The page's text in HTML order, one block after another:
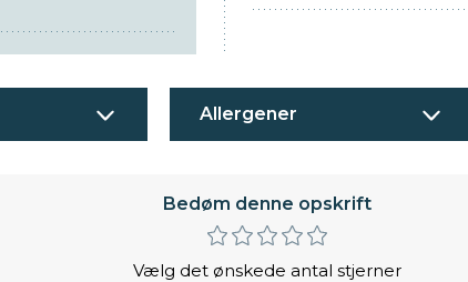
Allergener
Bedøm denne opskrift
Vælg det ønskede antal stjerner